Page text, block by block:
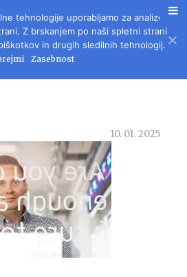
KULTURO IN DRUŽBENA VPRAŠANJA
10. 01. 2025
tehnologije uporabljamo za analizo
Z brskanjem po naši spletni strani
in drugih sledilnih tehnologij.
Zasebnost